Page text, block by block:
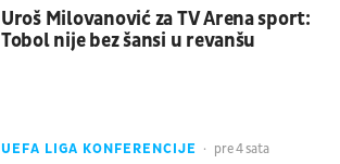
Uroš Milovanović za TV Arena sport:
Tobol nije bez šansi u revanšu
UEFA LIGA KONFERENCIJE pre 4 sata